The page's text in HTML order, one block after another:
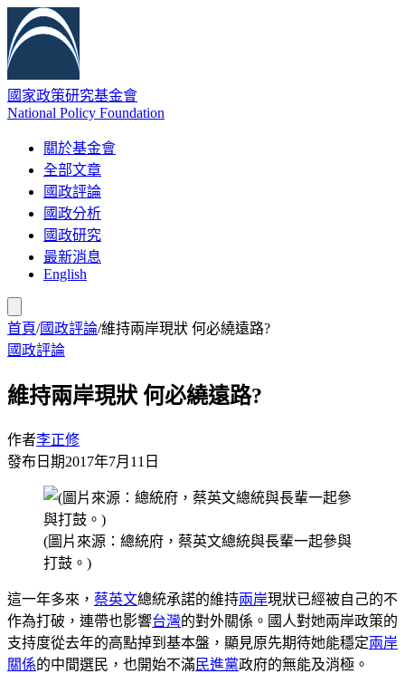
國家政策研究基金會
National Policy Foundation
關於基金會
全部文章
國政評論
國政分析
國政研究
最新消息
English
首頁/國政評論/維持兩岸現狀 何必繞遠路?
國政評論
維持兩岸現狀 何必繞遠路?
作者李正修
發布日期2017年7月11日
(圖片來源：總統府，蔡英文總統與長輩一起參與
打鼓。)
這一年多來， 蔡英文總統承諾的維持兩岸現狀已經被自己的不
作為打破，連帶也影響台灣的對外關係。國人對她兩岸政策的
支持度從去年的高點掉到基本盤，顯見原先期待她能穩定兩岸
關係的中間選民，也開始不滿民進黨政府的無能及消極。